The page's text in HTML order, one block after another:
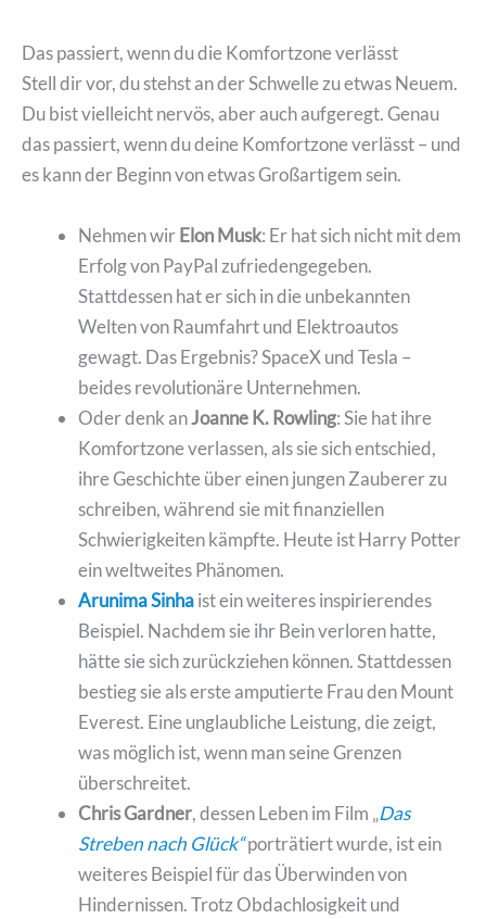
Das passiert, wenn du die Komfortzone verlässt
Stell dir vor, du stehst an der Schwelle zu etwas Neuem.
Du bist vielleicht nervös, aber auch aufgeregt. Genau
das passiert, wenn du deine Komfortzone verlässt – und
es kann der Beginn von etwas Großartigem sein.
Nehmen wir Elon Musk: Er hat sich nicht mit dem
Erfolg von PayPal zufriedengegeben.
Stattdessen hat er sich in die unbekannten
Welten von Raumfahrt und Elektroautos
gewagt. Das Ergebnis? SpaceX und Tesla –
beides revolutionäre Unternehmen.
Oder denk anJoanne K. Rowling: Sie hat ihre
Komfortzone verlassen, als sie sich entschied,
ihre Geschichte über einen jungen Zauberer zu
schreiben, während sie mit finanziellen
Schwierigkeiten kämpfte. Heute ist Harry Potter
ein weltweites Phänomen.
Arunima Sinhaist ein weiteres inspirierendes
Beispiel. Nachdem sie ihr Bein verloren hatte,
hätte sie sich zurückziehen können. Stattdessen
bestieg sie als erste amputierte Frau den Mount
Everest. Eine unglaubliche Leistung, die zeigt,
was möglich ist, wenn man seine Grenzen
überschreitet.
Chris Gardner, dessen Leben im Film „Das
Streben nach Glück“porträtiert wurde, ist ein
weiteres Beispiel für das Überwinden von
Hindernissen. Trotz Obdachlosigkeit und